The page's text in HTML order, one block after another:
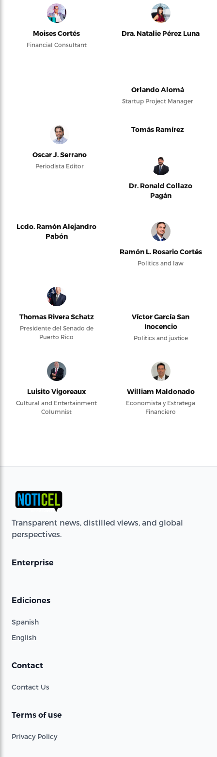
Moises Cortés
Financial Consultant
Dra. Natalie Pérez Luna
Orlando Alomá
Startup Project Manager
Oscar J. Serrano
Periodista Editor
Tomás Ramírez
Dr. Ronald Collazo
Pagán
Lcdo. Ramón Alejandro
Pabón
Ramón L. Rosario Cortés
Politics and law
Thomas Rivera Schatz
Presidente del Senado de
Puerto Rico
Víctor García San
Inocencio
Politics and justice
Luisito Vigoreaux
Cultural and Entertainment
Columnist
William Maldonado
Economista y Estratega
Financiero
Transparent news, distilled views, and global
perspectives.
Enterprise
Ediciones
Spanish
English
Contact
Contact Us
Terms of use
Privacy Policy